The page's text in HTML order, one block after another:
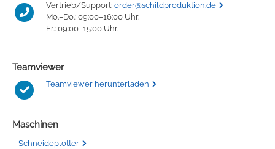
Vertrieb/Support: order@schildproduktion.de
Mo.–Do.: 09:00–16:00 Uhr.
Fr.: 09:00–15:00 Uhr.
Teamviewer
Teamviewer herunterladen
Maschinen
Schneideplotter